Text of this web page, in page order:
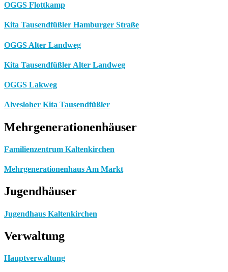
OGGS Flottkamp
Kita Tausendfüßler Hamburger Straße
OGGS Alter Landweg
Kita Tausendfüßler Alter Landweg
OGGS Lakweg
Alvesloher Kita Tausendfüßler
Mehrgenerationenhäuser
Familienzentrum Kaltenkirchen
Mehrgenerationenhaus Am Markt
Jugendhäuser
Jugendhaus Kaltenkirchen
Verwaltung
Hauptverwaltung